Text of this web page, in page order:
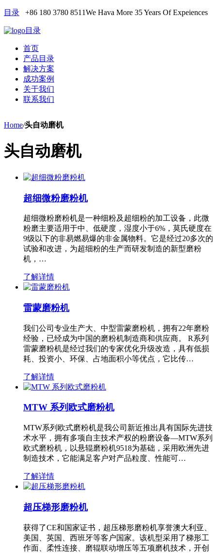
目录 +86 180 3780 8511We Hava More 35 Years Of Expeiences
目录
首页
产品目录
解决方案
成功案例
关于我们
联系我们
Home/头自动磨机
头自动磨机
超细微粉磨粉机
超细微粉磨粉机是一种细粉及超细粉的加工设备，此微
粉磨主要适用于中、低硬度，湿度小于6%，莫氏硬度在
9级以下的非易燃易爆的非金属物料。它是经过20多次的
试验和改进，为超细粉的生产而研发制造的新型磨粉
机，…
了解详情
雷蒙磨粉机
我们公司专业生产大、中型雷蒙磨粉机，拥有22年磨粉
经验，已经成为中国的磨粉机制造商和供应商。 R系列
雷蒙磨粉机是经过我们的专家优化升级改造，具有低损
耗、投资小、环保、占地面积小等优点，它比传…
了解详情
MTW 系列欧式磨粉机
MTW系列欧式磨粉机是我公司新近推出具有国际先进技
术水平，拥有多项自主技术产权的粉磨设备—MTW系列
欧式磨粉机，以悬辊磨粉机9518为基础，采用欧洲先进
制造技术，它能满足客户对产品粒度、性能可…
了解详情
超压梯形磨粉机
获得了CE和国家证书，超压梯形磨粉机享誉澳大利亚、
美国、英国、西班牙等客户国家。该机型采用了梯形工
作面、柔性连接、磨辊联动增压等五项磨机技术，开创